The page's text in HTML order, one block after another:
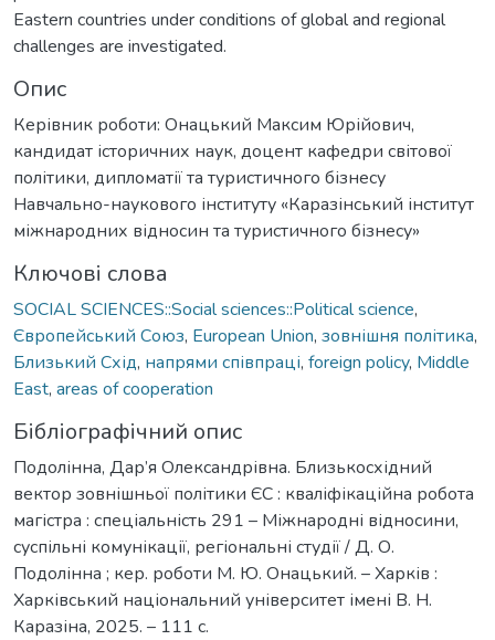
Eastern countries under conditions of global and regional
challenges are investigated.
Опис
Керівник роботи: Онацький Максим Юрійович,
кандидат історичних наук, доцент кафедри світової
політики, дипломатії та туристичного бізнесу
Навчально-наукового інституту «Каразінський інститут
міжнародних відносин та туристичного бізнесу»
Ключові слова
SOCIAL SCIENCES::Social sciences::Political science,
Європейський Союз, European Union, зовнішня політика,
Близький Схід, напрями співпраці, foreign policy, Middle
East, areas of cooperation
Бібліографічний опис
Подолінна, Дар’я Олександрівна. Близькосхідний
вектор зовнішньої політики ЄС : кваліфікаційна робота
магістра : спеціальність 291 – Міжнародні відносини,
суспільні комунікації, регіональні студії / Д. О.
Подолінна ; кер. роботи М. Ю. Онацький. – Харків :
Харківський національний університет імені В. Н.
Каразіна, 2025. – 111 с.